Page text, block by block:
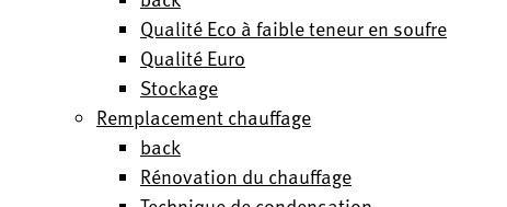
Qualité Eco à faible teneur en soufre
Qualité Euro
Stockage
Remplacement chauffage
back
Rénovation du chauffage